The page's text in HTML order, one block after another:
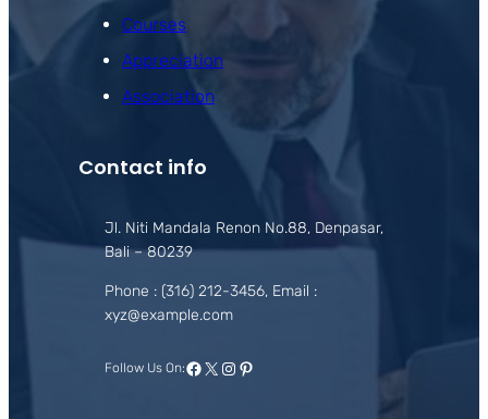
Courses
Appreciation
Association
Contact info
Jl. Niti Mandala Renon No.88, Denpasar,
Bali – 80239
Phone : (316) 212-3456, Email :
xyz@example.com
Follow Us On:Facebook
X Instagram
Pinterest